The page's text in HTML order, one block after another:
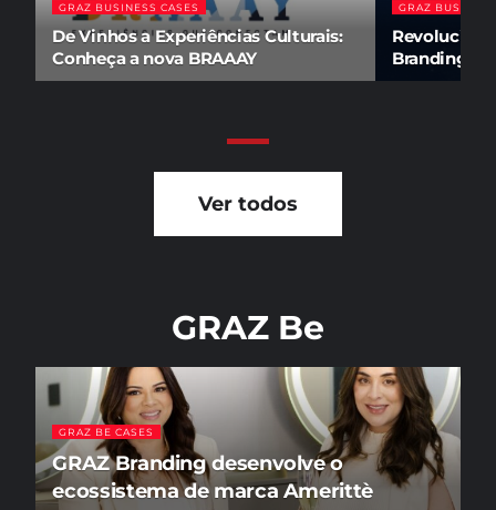
GRAZ BUSINESS CASES
De Vinhos a Experiências Culturais:
Conheça a nova BRAAAY
GRAZ
Branding
Ver todos
GRAZ Be
GRAZ BE CASES
GRAZ Branding desenvolve o
ecossistema de marca Amerittè